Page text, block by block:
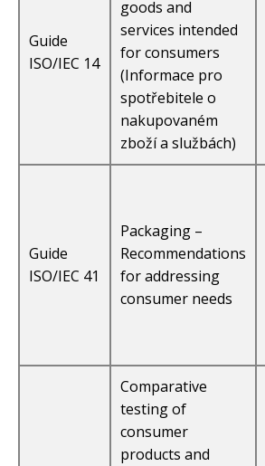
Guide
ISO/IEC 14
goods and
services intended
for consumers
(Informace pro
spotřebitele o
nakupovaném
zboží a službách)
Guide
ISO/IEC 41
Packaging –
Recommendations
for addressing
consumer needs
Comparative
testing of
consumer
products and